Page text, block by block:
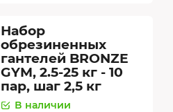
Набор
обрезиненных
гантелей BRONZE
GYM, 2.5-25 кг - 10
пар, шаг 2,5 кг
В наличии